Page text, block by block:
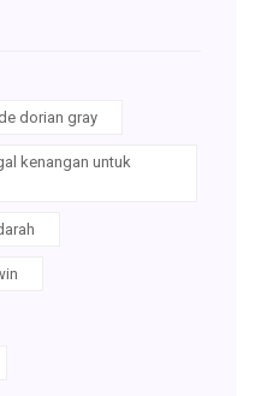
dorian gray
kenangan untuk